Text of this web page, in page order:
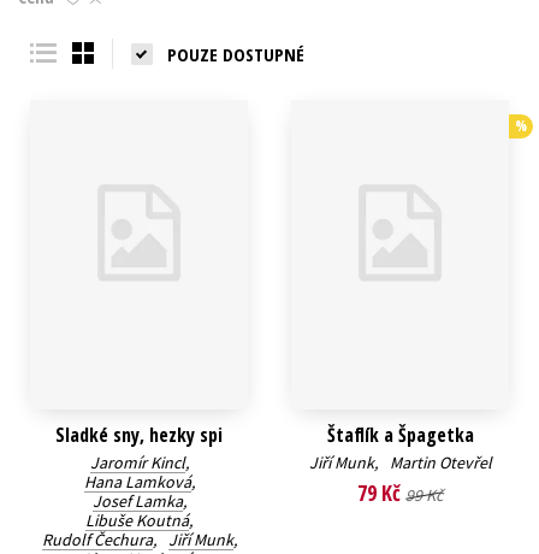
Beletrie pro děti
Všechny tituly
POUZE DOSTUPNÉ
Sladké sny, hezky spi
Jaromír Kincl,
Hana Lamková,
Josef Lamka,
Libuše Koutná,
Rudolf Čechura, Jiří Munk,
%
Štaflík a Špagetka
Jiří Munk, Martin Otevřel
79 Kč 99 Kč